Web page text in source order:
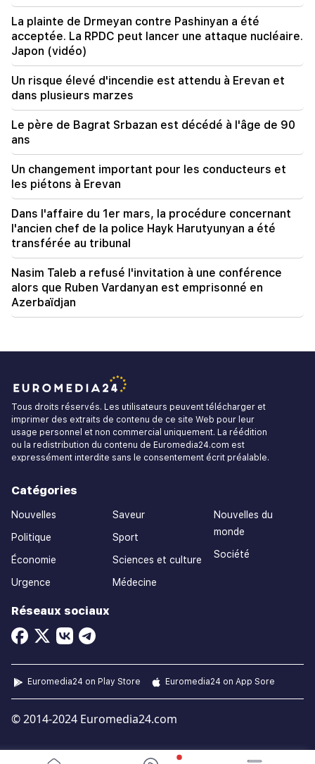
09:11
"Publication". "Le mendiant n'aura pas de ventre"
d'Araik Harutyunyan ?
La plainte de Drmeyan contre Pashinyan a été
acceptée. La RPDC peut lancer une attaque nucléaire.
Japon (vidéo)
Un risque élevé d'incendie est attendu à Erevan et
dans plusieurs marzes
Le père de Bagrat Srbazan est décédé à l'âge de 90
ans
Un changement important pour les conducteurs et
les piétons à Erevan
Dans l'affaire du 1er mars, la procédure concernant
l'ancien chef de la police Hayk Harutyunyan a été
transférée au tribunal
Nasim Taleb a refusé l'invitation à une conférence
alors que Ruben Vardanyan est emprisonné en
Azerbaïdjan
Tous droits réservés. Les utilisateurs peuvent télécharger et
imprimer des extraits de contenu de ce site Web pour leur
usage personnel et non commercial uniquement. La réédition
ou la redistribution du contenu de Euromedia24.com est
expressément interdite sans le consentement écrit préalable.
Catégories
Nouvelles
Politique
Économie
Urgence
Saveur
Sport
Sciences et culture
Médecine
Nouvelles du
monde
Société
Réseaux sociaux
© 2014-2024 Euromedia24.com
Euromedia24 on Play Store Euromedia24 on App Sore